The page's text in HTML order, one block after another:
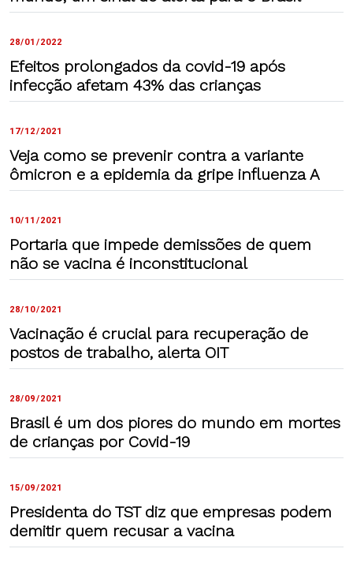
28/01/2022
Efeitos prolongados da covid-19 após
infecção afetam 43% das crianças
17/12/2021
Veja como se prevenir contra a variante
ômicron e a epidemia da gripe influenza A
10/11/2021
Portaria que impede demissões de quem
não se vacina é inconstitucional
28/10/2021
Vacinação é crucial para recuperação de
postos de trabalho, alerta OIT
28/09/2021
Brasil é um dos piores do mundo em mortes
de crianças por Covid-19
15/09/2021
Presidenta do TST diz que empresas podem
demitir quem recusar a vacina